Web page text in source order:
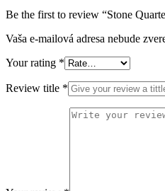
Be the first to review “Stone
Vaša e-mailová adresa nebude
Your rating *
Review title *